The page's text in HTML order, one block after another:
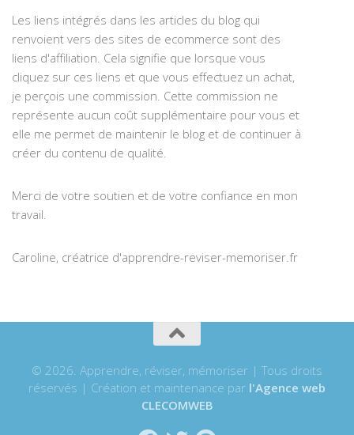
Les liens intégrés dans les articles du blog qui
renvoient vers des sites de ecommerce sont des
liens d'affiliation. Cela signifie que lorsque vous
cliquez sur ces liens et que vous effectuez un achat,
je perçois une commission. Cette commission ne
représente aucun coût supplémentaire pour vous et
elle me permet de maintenir le blog et de continuer à
créer du contenu de qualité.
Merci de votre soutien et de votre confiance en mon
travail.
Caroline, créatrice d'apprendre-reviser-memoriser.fr
© 2026. Apprendre, réviser, mémoriser | Tous droits
réservés | Création et maintenance par l'Agence web
CLECOMWEB